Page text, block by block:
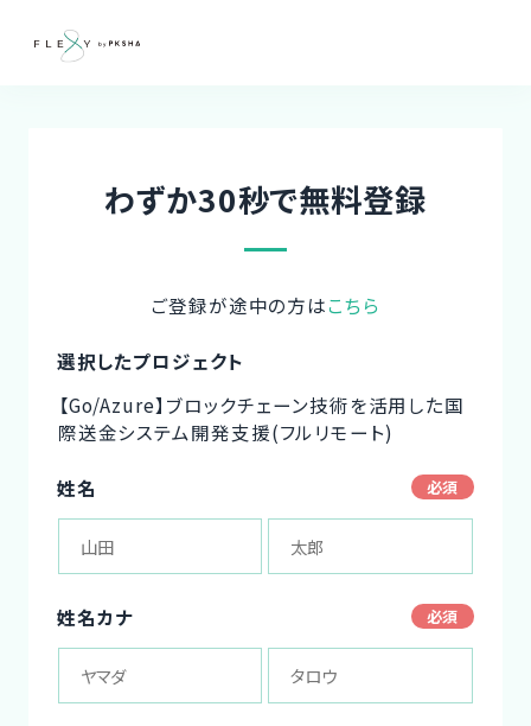
わずか30秒で無料登録
ご登録が途中の方はこちら
選択したプロジェクト
【Go/Azure】ブロックチェーン技術を活用した国
際送金システム開発支援(フルリモート)
姓名
姓名カナ